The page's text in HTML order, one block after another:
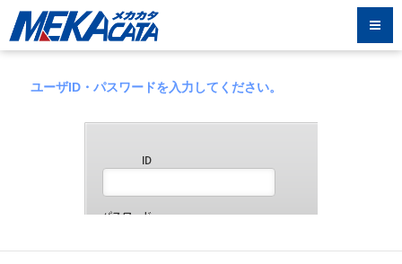
ユーザID・パスワードを入力してください。